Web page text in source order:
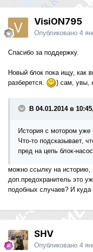
VisiON795
Опубликовано 4
Спасибо за поддержку.
Новый блок пока ищу, как
разберется.
) сам, увы,
В 04.01.2014 в
История с мотором уже
Что-то подсказывает,
пред на цепь блок-насос
можно ссылку на
доп.предохранитель это
подобных случаев? И куда
SHV
Опубликовано 4